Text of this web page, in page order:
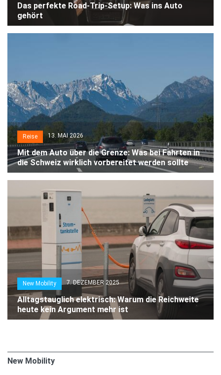
Das perfekte Road-Trip-Setup: Was ins Auto
gehört
Reise 13. MAI 2026
Mit dem Auto über die Grenze: Was bei Fahrten in
die Schweiz wirklich vorbereitet werden sollte
New Mobility 7. DEZEMBER 2025
Alltagstauglich elektrisch: Warum die Reichweite
heute kein Argument mehr ist
New Mobility